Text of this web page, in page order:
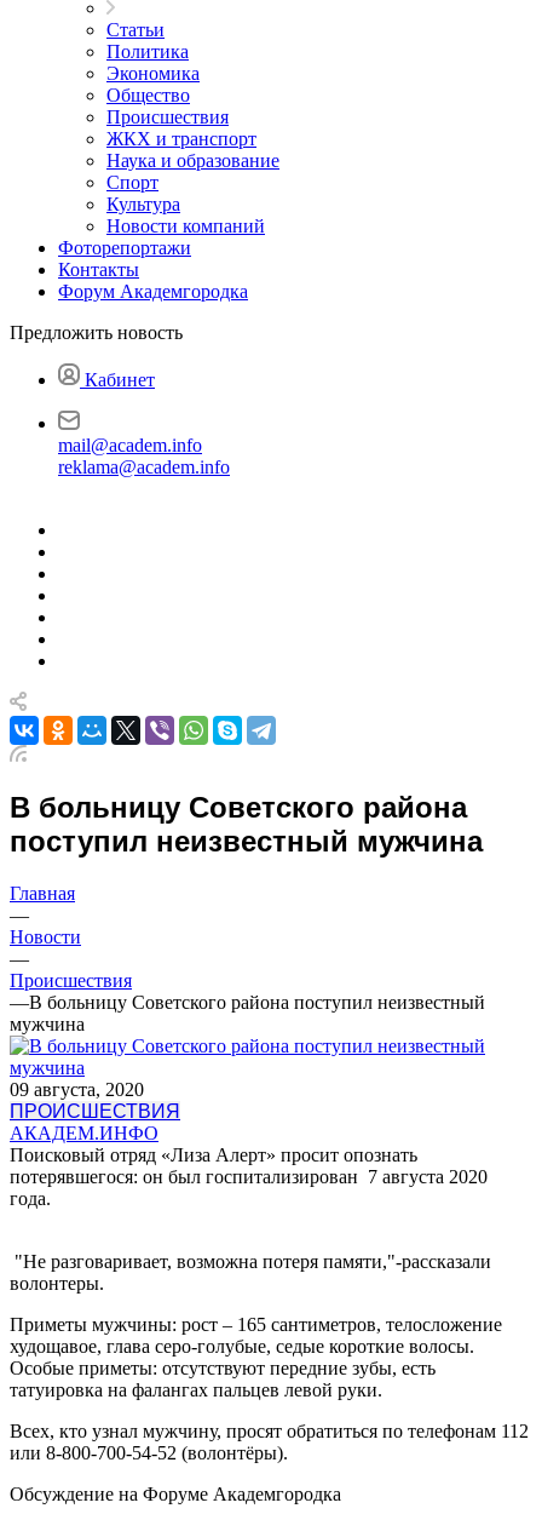
Статьи
Политика
Экономика
Общество
Происшествия
ЖКХ и транспорт
Наука и образование
Спорт
Культура
Новости компаний
Фоторепортажи
Контакты
Форум Академгородка
Предложить новость
Кабинет
mail@academ.info
reklama@academ.info
В больницу Советского района
поступил неизвестный мужчина
Главная
—
Новости
—
Происшествия
—В больницу Советского района поступил неизвестный
мужчина
09 августа, 2020
ПРОИСШЕСТВИЯ
АКАДЕМ.ИНФО
Поисковый отряд «Лиза Алерт» просит опознать
потерявшегося: он был госпитализирован 7 августа 2020
года.
"Не разговаривает, возможна потеря памяти,"-рассказали
волонтеры.
Приметы мужчины: рост – 165 сантиметров, телосложение
худощавое, глава серо-голубые, седые короткие волосы.
Особые приметы: отсутствуют передние зубы, есть
татуировка на фалангах пальцев левой руки.
Всех, кто узнал мужчину, просят обратиться по телефонам 112
или 8-800-700-54-52 (волонтёры).
Обсуждение на Форуме Академгородка